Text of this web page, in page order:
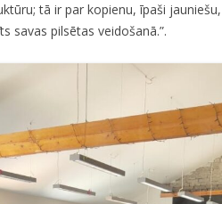
tā ir par kopienu, īpaši jauniešu,
savas pilsētas veidošanā.”.